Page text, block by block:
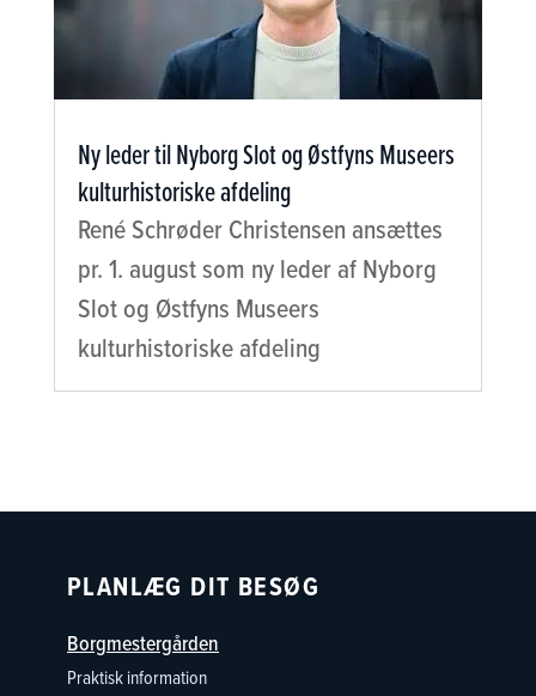
Ny leder til Nyborg Slot og Østfyns Museers
kulturhistoriske afdeling
René Schrøder Christensen ansættes
pr. 1. august som ny leder af Nyborg
Slot og Østfyns Museers
kulturhistoriske afdeling
PLANLÆG DIT BESØG
Borgmestergården
Praktisk information